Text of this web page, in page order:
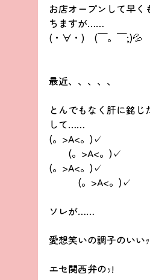
お店オープンして早く
ちますが……
(・∀・)　(￣。￣;)💦
最近、、、、、
とんでもなく肝に銘じ
して……
(。>A<。)✓
(。>A<。)✓
(。>A<。)✓
(。>A<。)✓
ソレが……
愛想笑いの調子のいい
エセ関西弁のｯ!